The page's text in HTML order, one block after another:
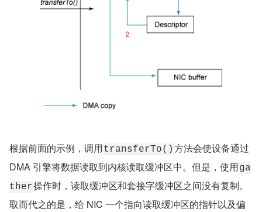
根据前面的示例，调用transferTo() 方法会使设备通过
DMA 引擎将数据读取到内核读取缓冲区中。但是，使用ga
ther操作时，读取缓冲区和套接字缓冲区之间没有复制。
取而代之的是，给 NIC 一个指向读取缓冲区的指针以及偏